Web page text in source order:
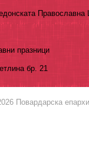
Православна
празници
бр. 21
Повардарска